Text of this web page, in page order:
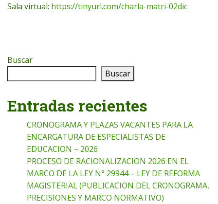
Sala virtual: https://tinyurl.com/charla-matri-02dic
Buscar
Buscar
Entradas recientes
CRONOGRAMA Y PLAZAS VACANTES PARA LA
ENCARGATURA DE ESPECIALISTAS DE
EDUCACION – 2026
PROCESO DE RACIONALIZACION 2026 EN EL
MARCO DE LA LEY N° 29944 – LEY DE REFORMA
MAGISTERIAL (PUBLICACION DEL CRONOGRAMA,
PRECISIONES Y MARCO NORMATIVO)